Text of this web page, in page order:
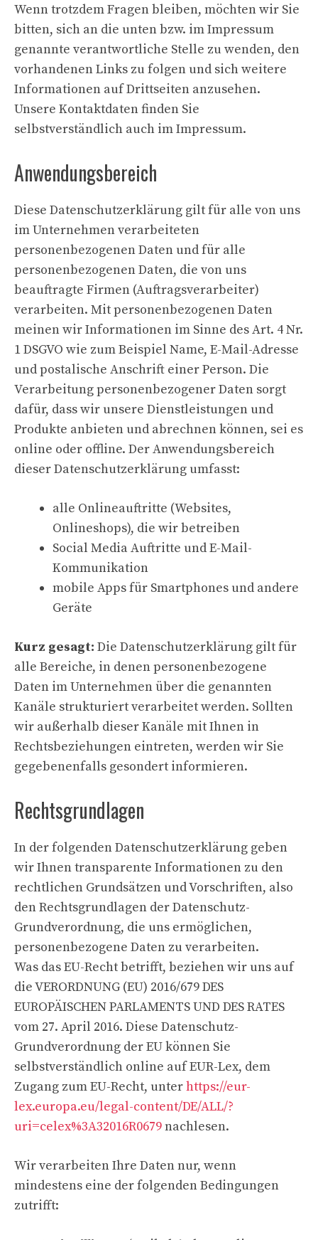
Wenn trotzdem Fragen bleiben, möchten wir Sie
bitten, sich an die unten bzw. im Impressum
genannte verantwortliche Stelle zu wenden, den
vorhandenen Links zu folgen und sich weitere
Informationen auf Drittseiten anzusehen.
Unsere Kontaktdaten finden Sie
selbstverständlich auch im Impressum.
Anwendungsbereich
Diese Datenschutzerklärung gilt für alle von uns
im Unternehmen verarbeiteten
personenbezogenen Daten und für alle
personenbezogenen Daten, die von uns
beauftragte Firmen (Auftragsverarbeiter)
verarbeiten. Mit personenbezogenen Daten
meinen wir Informationen im Sinne des Art. 4 Nr.
1 DSGVO wie zum Beispiel Name, E-Mail-Adresse
und postalische Anschrift einer Person. Die
Verarbeitung personenbezogener Daten sorgt
dafür, dass wir unsere Dienstleistungen und
Produkte anbieten und abrechnen können, sei es
online oder offline. Der Anwendungsbereich
dieser Datenschutzerklärung umfasst:
alle Onlineauftritte (Websites,
Onlineshops), die wir betreiben
Social Media Auftritte und E-Mail-
Kommunikation
mobile Apps für Smartphones und andere
Geräte
Kurz gesagt: Die Datenschutzerklärung gilt für
alle Bereiche, in denen personenbezogene
Daten im Unternehmen über die genannten
Kanäle strukturiert verarbeitet werden. Sollten
wir außerhalb dieser Kanäle mit Ihnen in
Rechtsbeziehungen eintreten, werden wir Sie
gegebenenfalls gesondert informieren.
Rechtsgrundlagen
In der folgenden Datenschutzerklärung geben
wir Ihnen transparente Informationen zu den
rechtlichen Grundsätzen und Vorschriften, also
den Rechtsgrundlagen der Datenschutz-
Grundverordnung, die uns ermöglichen,
personenbezogene Daten zu verarbeiten.
Was das EU-Recht betrifft, beziehen wir uns auf
die VERORDNUNG (EU) 2016/679 DES
EUROPÄISCHEN PARLAMENTS UND DES RATES
vom 27. April 2016. Diese Datenschutz-
Grundverordnung der EU können Sie
selbstverständlich online auf EUR-Lex, dem
Zugang zum EU-Recht, unterhttps://eur-
lex.europa.eu/legal-content/DE/ALL/?
uri=celex%3A32016R0679nachlesen.
Wir verarbeiten Ihre Daten nur, wenn
mindestens eine der folgenden Bedingungen
zutrifft: